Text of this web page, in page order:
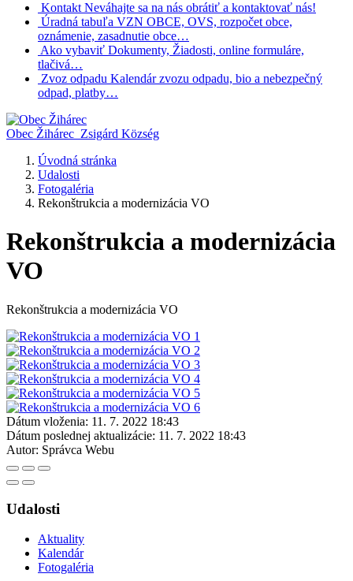
Kontakt Neváhajte sa na nás obrátiť a kontaktovať nás!
Úradná tabuľa VZN OBCE, OVS, rozpočet obce,
oznámenie, zasadnutie obce…
Ako vybaviť Dokumenty, Žiadosti, online formuláre,
tlačivá…
Zvoz odpadu Kalendár zvozu odpadu, bio a nebezpečný
odpad, platby…
Obec Žihárec Zsigárd Község
Úvodná stránka
Udalosti
Fotogaléria
Rekonštrukcia a modernizácia VO
Rekonštrukcia a modernizácia
VO
Rekonštrukcia a modernizácia VO
Dátum vloženia: 11. 7. 2022 18:43
Dátum poslednej aktualizácie: 11. 7. 2022 18:43
Autor: Správca Webu
Udalosti
Aktuality
Kalendár
Fotogaléria